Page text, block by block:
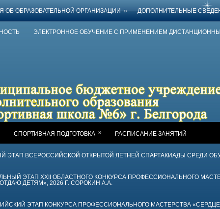
ОБ ОБРАЗОВАТЕЛЬНОЙ ОРГАНИЗАЦИИ » ДОПОЛНИТЕЛЬНЫЕ
ЭЛЕКТРОННОЕ ОБУЧЕНИЕ С ПРИМЕНЕНИЕМ
СПОРТИВНАЯ ПОДГОТОВКА » РАСПИСАНИЕ ЗАНЯТИЙ
ЭТАП ВСЕРОССИЙСКОЙ ОТКРЫТОЙ ЛЕТНЕЙ СПАРТАКИАДЫ СРЕДИ
ЭТАП XXII ОБЛАСТНОГО КОНКУРСА ПРОФЕССИОНАЛЬНОГО
ДЕТЯМ», 2026 Г. СОРОКИН А.А.
ЭТАП КОНКУРСА ПРОФЕССИОНАЛЬНОГО МАСТЕРСТВА «СЕРДЦЕ